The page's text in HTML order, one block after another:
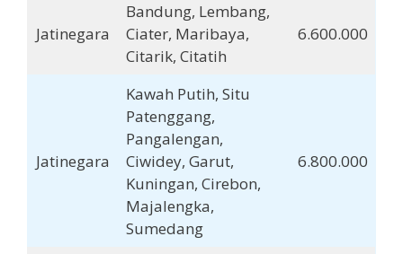
Jatinegara
Bandung, Lembang,
Ciater, Maribaya,
Citarik, Citatih
6.600.000
Jatinegara
Kawah Putih, Situ
Patenggang,
Pangalengan,
Ciwidey, Garut,
Kuningan, Cirebon,
Majalengka,
Sumedang
6.800.000